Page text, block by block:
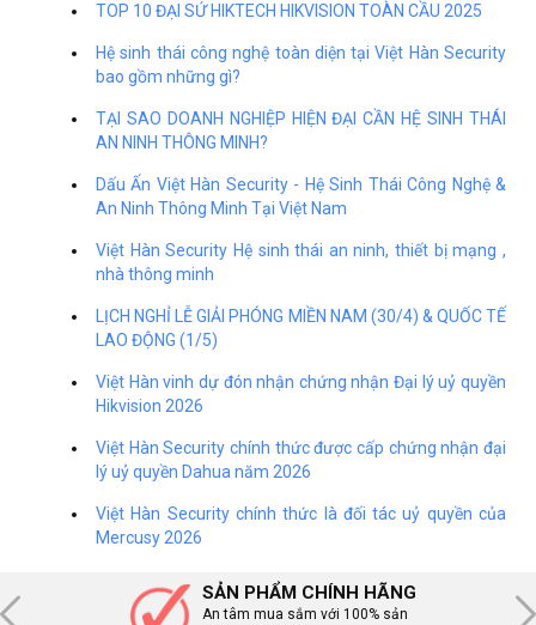
TOP 10 ĐẠI SỨ HIKTECH HIKVISION TOÀN CẦU 2025
Hệ sinh thái công nghệ toàn diện tại Việt Hàn Security
bao gồm những gì?
TẠI SAO DOANH NGHIỆP HIỆN ĐẠI CẦN HỆ SINH THÁI
AN NINH THÔNG MINH?
Dấu Ấn Việt Hàn Security - Hệ Sinh Thái Công Nghệ &
An Ninh Thông Minh Tại Việt Nam
Việt Hàn Security Hệ sinh thái an ninh, thiết bị mạng ,
nhà thông minh
LỊCH NGHỈ LỄ GIẢI PHÓNG MIỀN NAM (30/4) & QUỐC TẾ
LAO ĐỘNG (1/5)
Việt Hàn vinh dự đón nhận chứng nhận Đại lý uỷ quyền
Hikvision 2026
Việt Hàn Security chính thức được cấp chứng nhận đại
lý uỷ quyền Dahua năm 2026
Việt Hàn Security chính thức là đối tác uỷ quyền của
Mercusy 2026
SẢN PHẨM CHÍNH HÃNG
An tâm mua sắm với 100% sản